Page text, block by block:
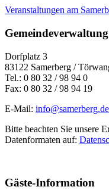
Veranstaltungen am
Gemeindeverwaltung
Dorfplatz 3
83122 Samerberg /
Tel.: 0 80 32 / 98 94 0
Fax: 0 80 32 / 98 94 19
E-Mail: info@samerberg.de
Bitte beachten Sie unsere
Datenformaten auf:
Gäste-Information